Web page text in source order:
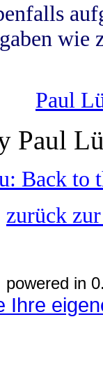
wie
Paul
Paul
Back to
zurück
powered in
Ihre